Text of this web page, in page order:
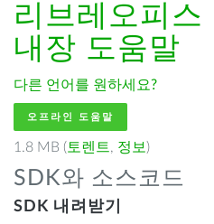
리브레오피스
내장 도움말
다른 언어를 원하세요?
오프라인 도움말
1.8 MB ( 토렌트, 정보 )
SDK와 소스코드
SDK 내려받기